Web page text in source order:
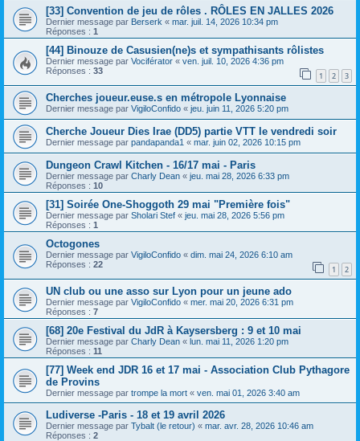
[33] Convention de jeu de rôles . RÔLES EN JALLES 2026
Dernier message par Berserk « mar. juil. 14, 2026 10:34 pm
Réponses : 1
[44] Binouze de Casusien(ne)s et sympathisants rôlistes
Dernier message par Vociférator « ven. juil. 10, 2026 4:36 pm
Réponses : 33 1 2 3
Cherches joueur.euse.s en métropole Lyonnaise
Dernier message par VigiloConfido « jeu. juin 11, 2026 5:20 pm
Cherche Joueur Dies Irae (DD5) partie VTT le vendredi soir
Dernier message par pandapanda1 « mar. juin 02, 2026 10:15 pm
Dungeon Crawl Kitchen - 16/17 mai - Paris
Dernier message par Charly Dean « jeu. mai 28, 2026 6:33 pm
Réponses : 10
[31] Soirée One-Shoggoth 29 mai "Première fois"
Dernier message par Sholari Stef « jeu. mai 28, 2026 5:56 pm
Réponses : 1
Octogones
Dernier message par VigiloConfido « dim. mai 24, 2026 6:10 am
Réponses : 22 1 2
UN club ou une asso sur Lyon pour un jeune ado
Dernier message par VigiloConfido « mer. mai 20, 2026 6:31 pm
Réponses : 7
[68] 20e Festival du JdR à Kaysersberg : 9 et 10 mai
Dernier message par Charly Dean « lun. mai 11, 2026 1:20 pm
Réponses : 11
[77] Week end JDR 16 et 17 mai - Association Club Pythagore
de Provins
Dernier message par trompe la mort « ven. mai 01, 2026 3:40 am
Ludiverse -Paris - 18 et 19 avril 2026
Dernier message par Tybalt (le retour) « mar. avr. 28, 2026 10:46 am
Réponses : 2